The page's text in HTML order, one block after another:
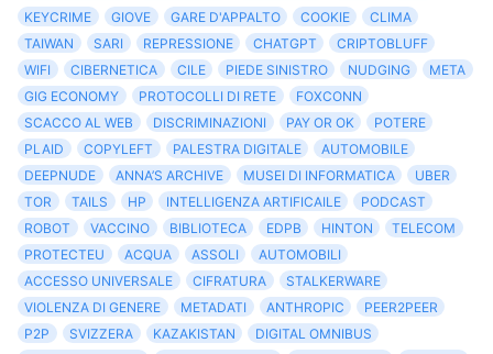
KEYCRIME
GIOVE GARE D'APPALTO COOKIE
CLIMA
TAIWAN
SARI REPRESSIONE CHATGPT
CRIPTOBLUFF
WIFI
CIBERNETICA CILE PIEDE SINISTRO NUDGING
META
GIG ECONOMY
PROTOCOLLI DI RETE
FOXCONN
SCACCO AL WEB
DISCRIMINAZIONI PAY OR OK
POTERE
PLAID
COPYLEFT PALESTRA DIGITALE
AUTOMOBILE
DEEPNUDE
ANNA’S ARCHIVE MUSEI DI INFORMATICA
UBER
TOR
TAILS HP INTELLIGENZA ARTIFICAILE
PODCAST
ROBOT
VACCINO BIBLIOTECA EDPB HINTON
TELECOM
PROTECTEU
ACQUA ASSOLI
AUTOMOBILI
ACCESSO UNIVERSALE
CIFRATURA
STALKERWARE
VIOLENZA DI GENERE
METADATI ANTHROPIC
PEER2PEER
P2P
SVIZZERA KAZAKISTAN
DIGITAL OMNIBUS